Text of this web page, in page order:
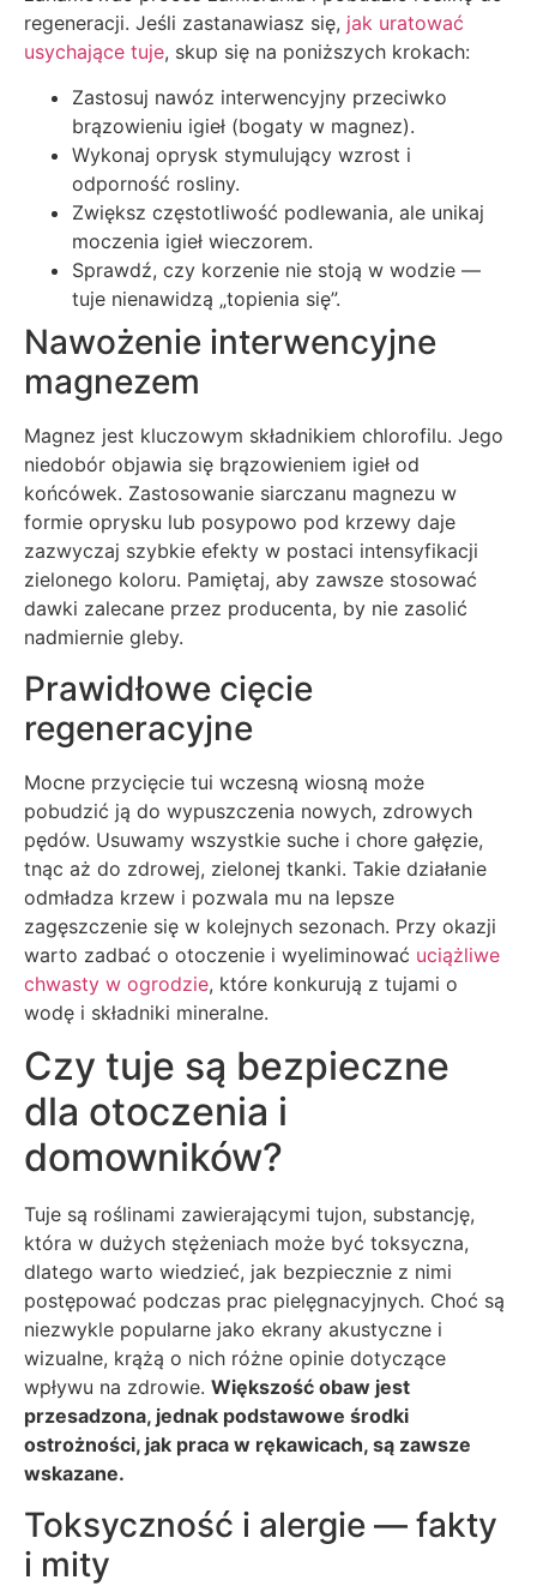
regeneracji. Jeśli zastanawiasz się, jak uratować
usychające tuje, skup się na poniższych krokach:
Zastosuj nawóz interwencyjny przeciwko
brązowieniu igieł (bogaty w magnez).
Wykonaj oprysk stymulujący wzrost i
odporność rosliny.
Zwiększ częstotliwość podlewania, ale unikaj
moczenia igieł wieczorem.
Sprawdź, czy korzenie nie stoją w wodzie —
tuje nienawidzą „topienia się”.
Nawożenie interwencyjne
magnezem
Magnez jest kluczowym składnikiem chlorofilu. Jego
niedobór objawia się brązowieniem igieł od
końcówek. Zastosowanie siarczanu magnezu w
formie oprysku lub posypowo pod krzewy daje
zazwyczaj szybkie efekty w postaci intensyfikacji
zielonego koloru. Pamiętaj, aby zawsze stosować
dawki zalecane przez producenta, by nie zasolić
nadmiernie gleby.
Prawidłowe cięcie
regeneracyjne
Mocne przycięcie tui wczesną wiosną może
pobudzić ją do wypuszczenia nowych, zdrowych
pędów. Usuwamy wszystkie suche i chore gałęzie,
tnąc aż do zdrowej, zielonej tkanki. Takie działanie
odmładza krzew i pozwala mu na lepsze
zagęszczenie się w kolejnych sezonach. Przy okazji
warto zadbać o otoczenie i wyeliminować uciążliwe
chwasty w ogrodzie, które konkurują z tujami o
wodę i składniki mineralne.
Czy tuje są bezpieczne
dla otoczenia i
domowników?
Tuje są roślinami zawierającymi tujon, substancję,
która w dużych stężeniach może być toksyczna,
dlatego warto wiedzieć, jak bezpiecznie z nimi
postępować podczas prac pielęgnacyjnych. Choć są
niezwykle popularne jako ekrany akustyczne i
wizualne, krążą o nich różne opinie dotyczące
wpływu na zdrowie. Większość obaw jest
przesadzona, jednak podstawowe środki
ostrożności, jak praca w rękawicach, są zawsze
wskazane.
Toksyczność i alergie — fakty
i mity